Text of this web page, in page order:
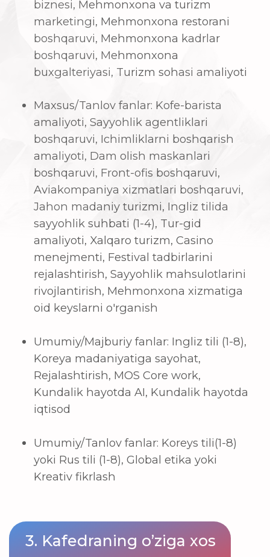
3. Kafedraning o’ziga xos
xususiyatlari
Siz bizning kafedrada o'qish va
martabangizni boyitadigan turli xil
tajribalardan bahramand bo'lasiz.
Ulardan ba'zilari quyidagilar:
Toshkentdagi 5 yulduzli
mehmonxonalar bo'ylab sayohat
Mahalliy va xorijiy turizm resurslarini
dasturlarini amalga oshirish
Barista va barmenlar kabi xizmatlar
bo'yicha trening
Festival va sport tadbirlarida ishtirok
Umumiy/Majburiy fanlar: Ingliz tili (1-8),
Koreya madaniyatiga sayohat,
Rejalashtirish, MOS Core work,
Kundalik hayotda AI, Kundalik hayotda
iqtisod
yoki Rus tili (1-8), Global etika yoki
Kreativ fikrlash
Jamoat xizmatida ko'ngillilik
Koreyadagi nufuzli universitetlarning
magistraturada o'qish
Koreya mehmonxona va turizm bilan
bog'liq kompaniyalari ish joyida ta'lim
olish va ishga joylashish
Har xil stipendiya dasturi imtiyozlarini